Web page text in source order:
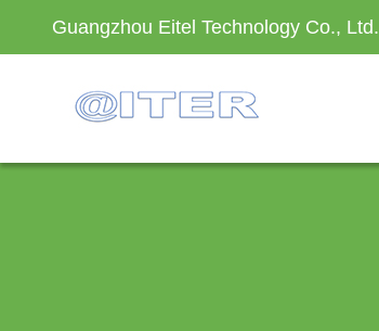
Guangzhou Eitel Technology Co., Ltd.